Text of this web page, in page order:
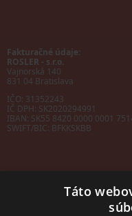
Fakturačné údaje:
ROSLER - s.r.o.
Vajnorská 140
831 04 Bratislava
IČO: 31352243
IČ DPH: SK2020294991
IBAN: SK55 8420 0000 0001
SWIFT/BIC: BFKKSKBB
Táto